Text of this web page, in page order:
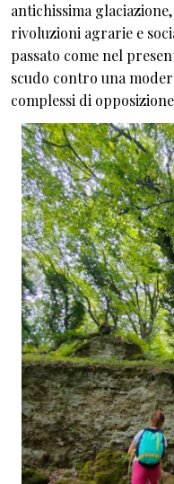
antichissima
rivoluzioni agrarie e
passato come nel
scudo contro una
complessi di